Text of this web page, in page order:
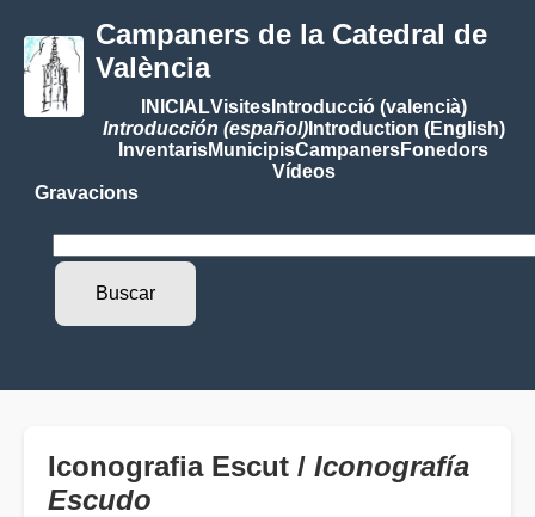
Campaners de la Catedral de
València
INICIALVisitesIntroducció (valencià)
Introducción (español)Introduction (English)
InventarisMunicipisCampanersFonedors
Vídeos
Gravacions
Iconografia Escut / Iconografía
Escudo